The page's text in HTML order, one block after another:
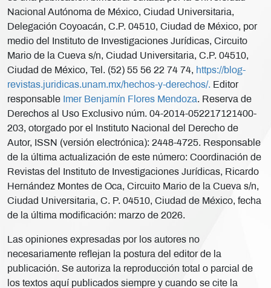
Nacional Autónoma de México, Ciudad Universitaria,
Delegación Coyoacán, C.P. 04510, Ciudad de México, por
medio del Instituto de Investigaciones Jurídicas, Circuito
Mario de la Cueva s/n, Ciudad Universitaria, C.P. 04510,
Ciudad de México, Tel. (52) 55 56 22 74 74, https://blog-
revistas.juridicas.unam.mx/hechos-y-derechos/. Editor
responsable Imer Benjamín Flores Mendoza. Reserva de
Derechos al Uso Exclusivo núm. 04-2014-052217121400-
203, otorgado por el Instituto Nacional del Derecho de
Autor, ISSN (versión electrónica): 2448-4725. Responsable
de la última actualización de este número: Coordinación de
Revistas del Instituto de Investigaciones Jurídicas, Ricardo
Hernández Montes de Oca, Circuito Mario de la Cueva s/n,
Ciudad Universitaria, C. P. 04510, Ciudad de México, fecha
de la última modificación: marzo de 2026.
Las opiniones expresadas por los autores no
necesariamente reflejan la postura del editor de la
publicación. Se autoriza la reproducción total o parcial de
los textos aquí publicados siempre y cuando se cite la